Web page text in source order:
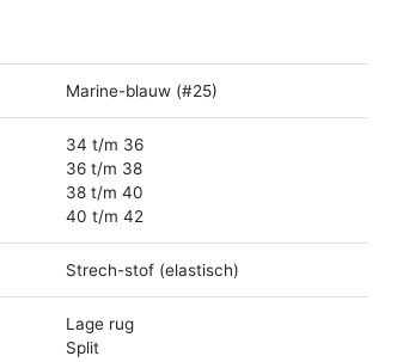
Marine-blauw (#25)
34 t/m 36
36 t/m 38
38 t/m 40
40 t/m 42
Strech-stof (elastisch)
Lage rug
Split